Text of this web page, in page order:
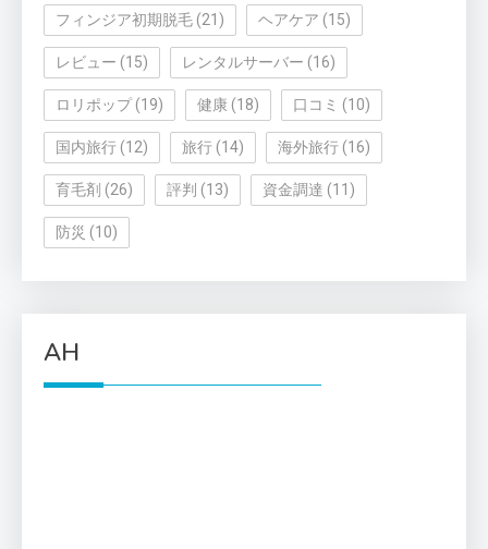
フィンジア初期脱毛 (21) ヘアケア (15)
レビュー (15) レンタルサーバー (16)
ロリポップ(19) 健康 (18) 口コミ (10)
国内旅行 (12) 旅行 (14) 海外旅行 (16)
育毛剤 (26) 評判 (13) 資金調達 (11)
防災 (10)
AH